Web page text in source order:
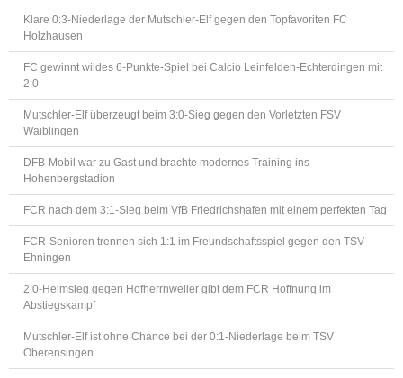
Klare 0:3-Niederlage der Mutschler-Elf gegen den Topfavoriten FC
Holzhausen
FC gewinnt wildes 6-Punkte-Spiel bei Calcio Leinfelden-Echterdingen mit
2:0
Mutschler-Elf überzeugt beim 3:0-Sieg gegen den Vorletzten FSV
Waiblingen
DFB-Mobil war zu Gast und brachte modernes Training ins
Hohenbergstadion
FCR nach dem 3:1-Sieg beim VfB Friedrichshafen mit einem perfekten Tag
FCR-Senioren trennen sich 1:1 im Freundschaftsspiel gegen den TSV
Ehningen
2:0-Heimsieg gegen Hofherrnweiler gibt dem FCR Hoffnung im
Abstiegskampf
Mutschler-Elf ist ohne Chance bei der 0:1-Niederlage beim TSV
Oberensingen